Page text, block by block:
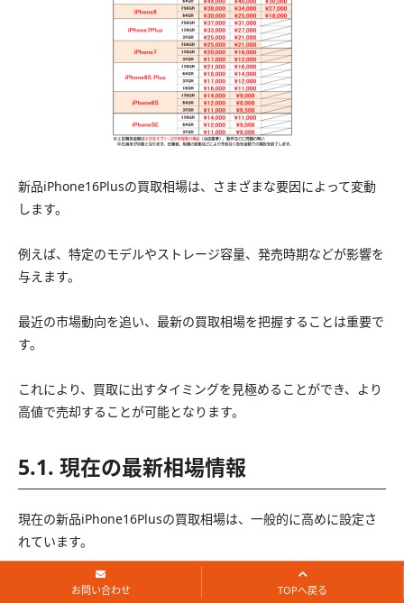
新品iPhone16Plusの買取相場は、さまざまな要因によって変動
します。
例えば、特定のモデルやストレージ容量、発売時期などが影響を
与えます。
最近の市場動向を追い、最新の買取相場を把握することは重要で
す。
これにより、買取に出すタイミングを見極めることができ、より
高値で売却することが可能となります。
5.1. 現在の最新相場情報
現在の新品iPhone16Plusの買取相場は、一般的に高めに設定さ
れています。
特に、新機能やアップグレードが多数含まれる場合、その価値は
お問い合わせ TOPへ戻る